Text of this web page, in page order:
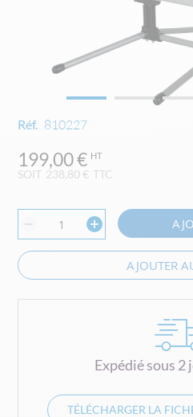
Réf. 810227
SOIT 238,80 € TTC
199,00 €
AJOUTER
Expédié sous 2
TÉLÉCHARGER LA
Skip
the
beginning